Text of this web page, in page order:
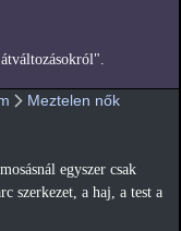
Meztelen nők
egyszer csak
szerkezet, a haj, a test a